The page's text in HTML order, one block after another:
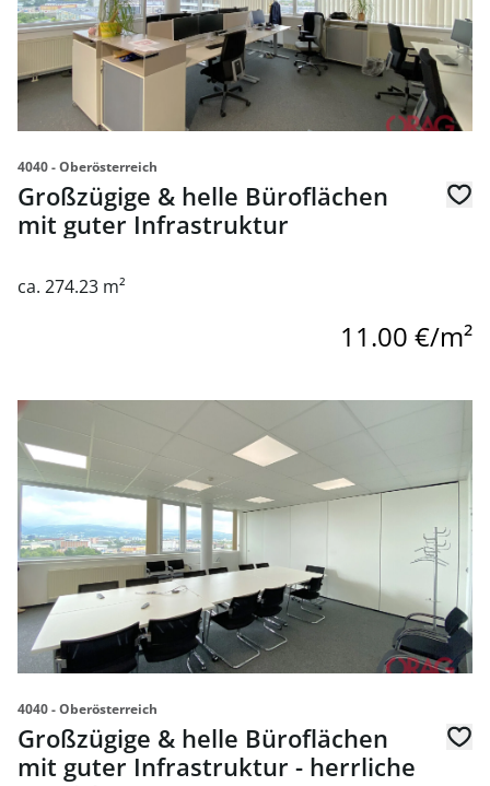
4040 - Oberösterreich
Großzügige & helle Büroflächen
mit guter Infrastruktur
ca. 274.23 m²
11.00 €/m²
link to page Großzügige & helle Büroflächen mit guter
4040 - Oberösterreich
Großzügige & helle Büroflächen
mit guter Infrastruktur - herrliche